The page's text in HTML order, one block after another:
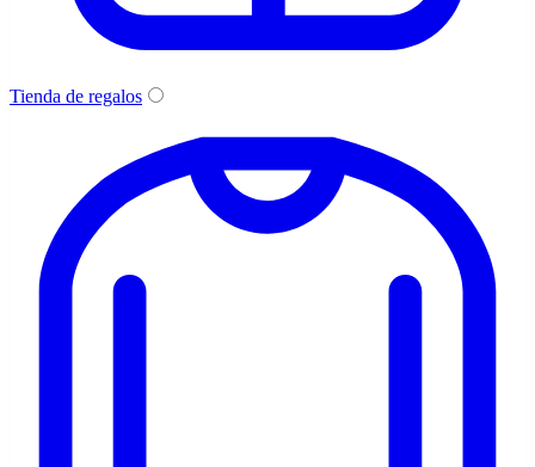
Tienda de regalos